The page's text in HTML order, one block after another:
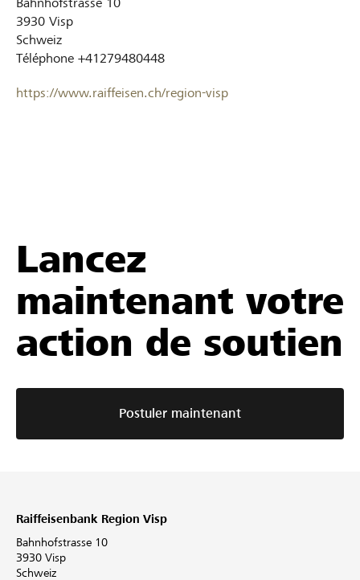
3930 Visp
Schweiz
Téléphone +41279480448
https://www.raiffeisen.ch/region-visp
Lancez
maintenant votre
action de soutien
Postuler maintenant
Raiffeisenbank Region Visp
Bahnhofstrasse 10
3930 Visp
Schweiz